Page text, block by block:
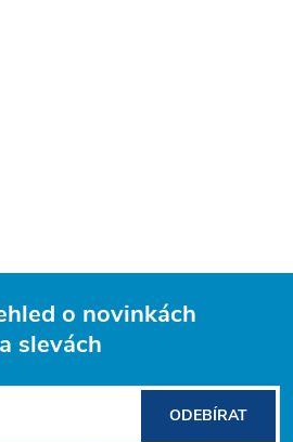
o novinkách
a slevách
ODEBÍRAT